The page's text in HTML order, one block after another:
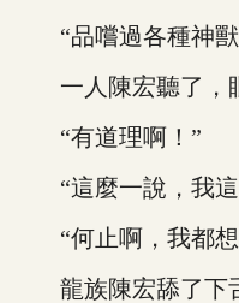
“品嚐過各種神獸
一人陳宏聽了，眼
“有道理啊！”
“這麼一說，我這
“何止啊，我都想
龍族陳宏舔了下舌